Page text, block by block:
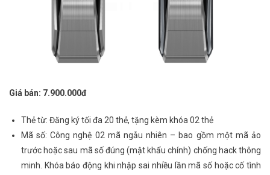
Giá bán: 7.900.000đ
Thẻ từ: Đăng ký tối đa 20 thẻ, tặng kèm khóa 02 thẻ
Mã số: Công nghệ 02 mã ngẫu nhiên – bao gồm một mã ảo
trước hoặc sau mã số đúng (mật khẩu chính) chống hack thông
minh. Khóa báo động khi nhập sai nhiều lần mã số hoặc cố tình